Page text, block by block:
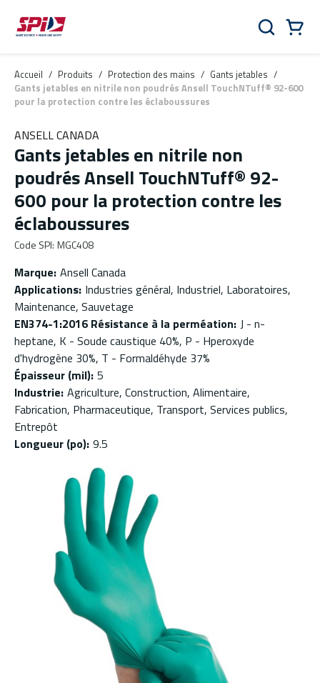
Aller au contenu principal
Skip to menu
Skip to footer
Rechercher
Accueil / Produits / Protection des mains / Gants jetables /
Gants jetables en nitrile non poudrés Ansell TouchNTuff® 92-600
pour la protection contre les éclaboussures
ANSELL CANADA
Gants jetables en nitrile non
poudrés Ansell TouchNTuff® 92-
600 pour la protection contre les
éclaboussures
Code SPI: MGC408
Marque: Ansell Canada
Applications: Industries général, Industriel, Laboratoires,
Maintenance, Sauvetage
EN374-1:2016 Résistance à la perméation: J - n-
heptane, K - Soude caustique 40%, P - Hperoxyde
d'hydrogène 30%, T - Formaldéhyde 37%
Épaisseur (mil): 5
Industrie: Agriculture, Construction, Alimentaire,
Fabrication, Pharmaceutique, Transport, Services publics,
Entrepôt
Longueur (po): 9.5